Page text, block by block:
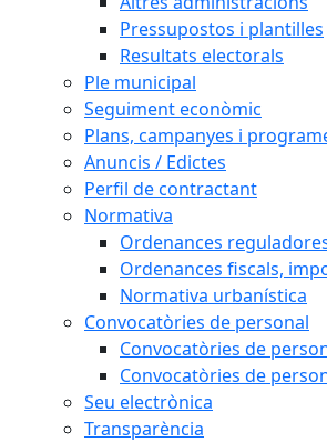
Pressupostos i plantilles
Resultats electorals
Ple municipal
Seguiment econòmic
Plans, campanyes i
Anuncis / Edictes
Perfil de contractant
Normativa
Ordenances
Ordenances fiscals,
Normativa urbanística
Convocatòries de personal
Convocatòries de
Convocatòries de
Seu electrònica
Transparència